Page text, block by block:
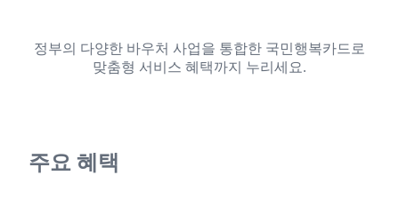
정부의 다양한 바우처 사업을 통합한 국민행복카드로
맞춤형 서비스 혜택까지 누리세요.
주요 혜택